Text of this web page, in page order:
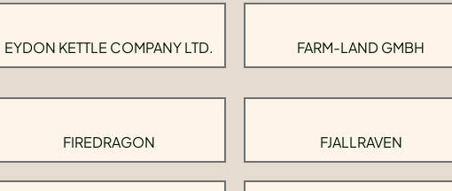
EYDON KETTLE COMPANY LTD. FARM-LAND GMBH
FIREDRAGON FJALLRAVEN